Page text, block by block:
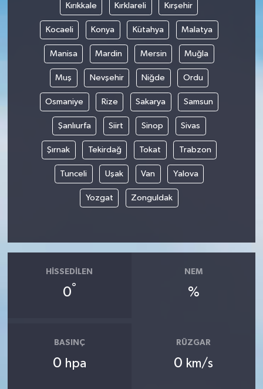
Kırıkkale Kırklareli Kırşehir
Kocaeli Konya Kütahya Malatya
Manisa Mardin Mersin Muğla
Muş Nevşehir Niğde Ordu
Osmaniye Rize Sakarya Samsun
Şanlıurfa Siirt Sinop Sivas
Şırnak Tekirdağ Tokat Trabzon
Tunceli Uşak Van Yalova
Yozgat Zonguldak
HISSEDILEN
0°
NEM
%
BASINÇ
0 hpa
RÜZGAR
0 km/s